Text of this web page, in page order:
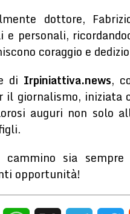
dottore,
e personali,
coraggio e
di Irpiniattiva.news,
il giornalismo, iniziata
auguri non solo
sia
opportunità!